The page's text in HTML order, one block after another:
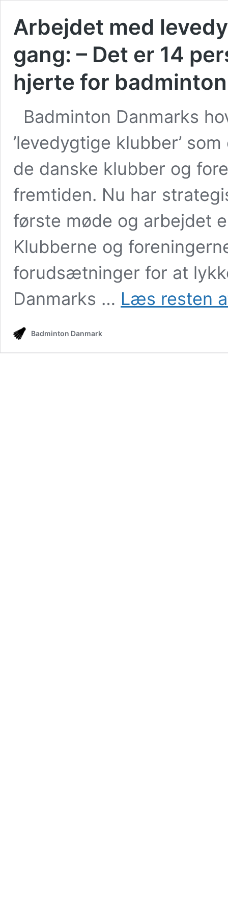
Arbejdet med
gang: – Det er 14
hjerte for badminton
Badminton Danmarks
’levedygtige klubber’
de danske klubber og
fremtiden. Nu har
første møde og arbejdet
Klubberne og
forudsætninger for at
Danmarks … Læs resten
Badminton Danmark